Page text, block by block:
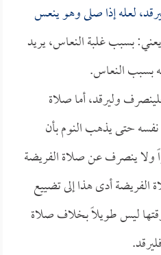
لعله إذا صلى وهو ينعس
بسبب غلبة النعاس، يريد
بسبب النعاس.
وليرقد، أما صلاة
حتى يذهب النوم بأن
ولا ينصرف عن صلاة الفريضة
الفريضة أدى هذا إلى تضييع
ليس طويلاً بخلاف صلاة